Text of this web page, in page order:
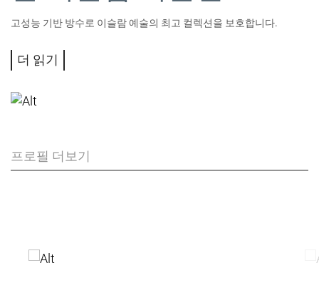
고성능 기반 방수로 이슬람 예술의 최고 컬렉션을 보호합니다.
더 읽기
프로필 더보기